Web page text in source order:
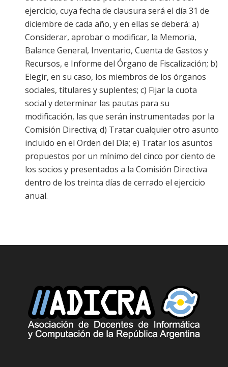
ejercicio, cuya fecha de clausura será el día 31 de
diciembre de cada año, y en ellas se deberá: a)
Considerar, aprobar o modificar, la Memoria,
Balance General, Inventario, Cuenta de Gastos y
Recursos, e Informe del Órgano de Fiscalización; b)
Elegir, en su caso, los miembros de los órganos
sociales, titulares y suplentes; c) Fijar la cuota
social y determinar las pautas para su
modificación, las que serán instrumentadas por la
Comisión Directiva; d) Tratar cualquier otro asunto
incluido en el Orden del Día; e) Tratar los asuntos
propuestos por un mínimo del cinco por ciento de
los socios y presentados a la Comisión Directiva
dentro de los treinta días de cerrado el ejercicio
anual.